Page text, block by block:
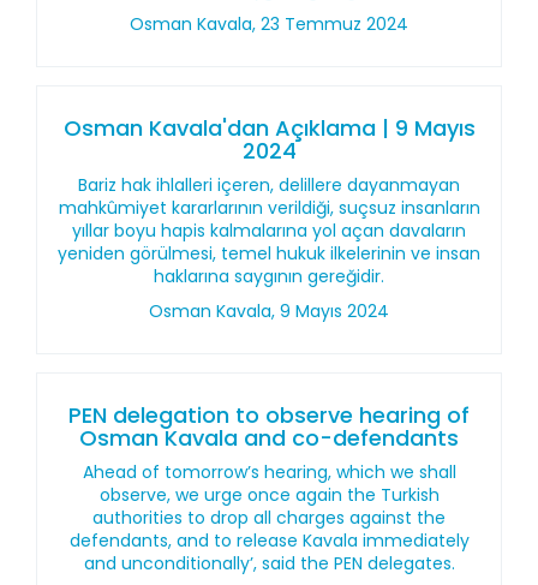
Osman Kavala, 23 Temmuz 2024
Osman Kavala'dan Açıklama | 9 Mayıs
2024
Bariz hak ihlalleri içeren, delillere dayanmayan
mahkûmiyet kararlarının verildiği, suçsuz insanların
yıllar boyu hapis kalmalarına yol açan davaların
yeniden görülmesi, temel hukuk ilkelerinin ve insan
haklarına saygının gereğidir.
Osman Kavala, 9 Mayıs 2024
PEN delegation to observe hearing of
Osman Kavala and co-defendants
Ahead of tomorrow’s hearing, which we shall
observe, we urge once again the Turkish
authorities to drop all charges against the
defendants, and to release Kavala immediately
and unconditionally’, said the PEN delegates.